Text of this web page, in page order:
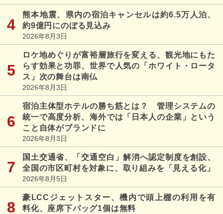
熊本地震、県内の宿泊キャンセルは約6.5万人泊、
約9億円にのぼる見込み
2026年8月3日
ロケ地めぐりが富裕層旅行を変える、観光地にもた
らす効果と功罪、世界で人気の「ホワイト・ロータ
ス」次の舞台は南仏
2026年8月3日
宿泊主体型ホテルの勝ち筋とは？ 管理システムの
統一で高度分析、海外では「日本人の企業」という
こと自体がブランドに
2026年8月3日
国土交通省、「交通空白」解消へ認定制度を創設、
全国の市区町村を対象に、取り組みを「見える化」
2026年8月5日
豪LCCジェットスター、機内で頭上棚の利用を有
料化、座席下バッグ1個は無料